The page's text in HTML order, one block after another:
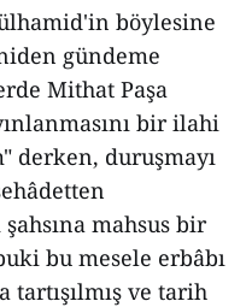
böylesine
gündeme
Mithat Paşa
bir ilahi
derken, duruşmayı
mahsus bir
bu mesele erbâbı
tartışılmış ve tarih